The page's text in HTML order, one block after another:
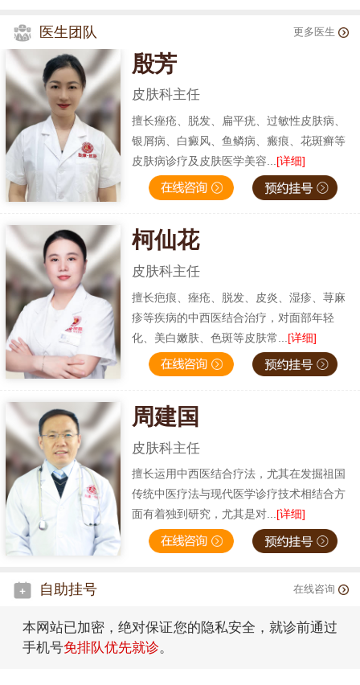
医生团队 更多医生
殷芳
皮肤科主任
擅长痤疮、脱发、扁平疣、过敏性皮肤病、
银屑病、白癜风、鱼鳞病、瘢痕、花斑癣等
皮肤病诊疗及皮肤医学美容... [详细]
柯仙花
皮肤科主任
擅长疤痕、痤疮、脱发、皮炎、湿疹、荨麻
疹等疾病的中西医结合治疗，对面部年轻
化、美白嫩肤、色斑等皮肤常... [详细]
周建国
皮肤科主任
擅长运用中西医结合疗法，尤其在发掘祖国
传统中医疗法与现代医学诊疗技术相结合方
面有着独到研究，尤其是对...[详细]
自助挂号 在线咨询
本网站已加密，绝对保证您的隐私安全，就诊前通过
手机号免排队优先就诊。